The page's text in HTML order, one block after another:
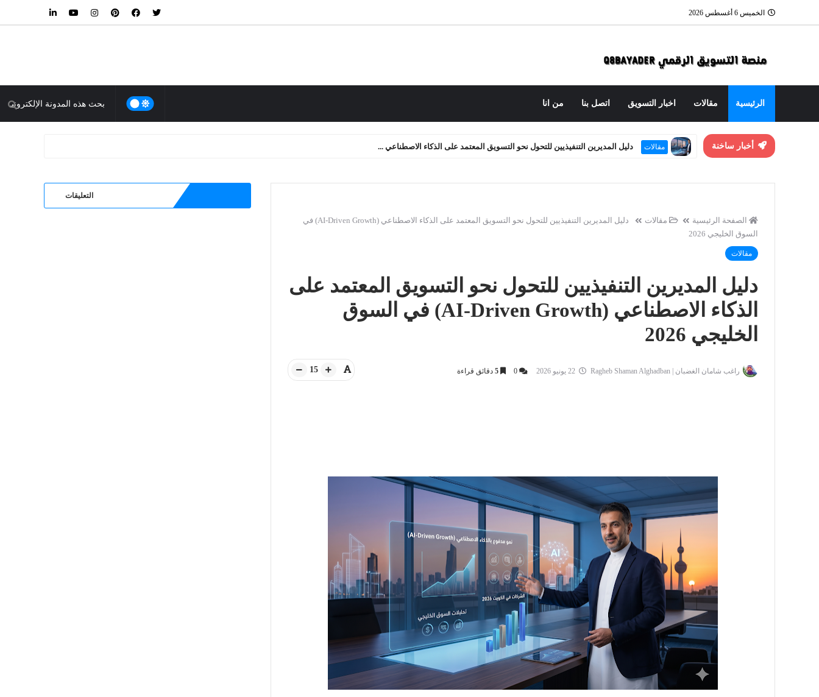
الخميس 6 أغسطس 2026
الرئيسية مقالات اخبار التسويق اتصل بنا من انا
أخبار ساخنة مقالات دليل المديرين التنفيذيين للتحول نحو التسويق المعتمد على الذكاء الاصطناعي ...
الصفحة الرئيسية مقالات
دليل المديرين التنفيذيين للتحول نحو التسويق المعتمد على الذكاء الاصطناعي (AI-Driven Growth) في
السوق الخليجي 2026
مقالات
دليل المديرين التنفيذيين للتحول نحو التسويق المعتمد على
الذكاء الاصطناعي (AI-Driven Growth) في السوق
الخليجي 2026
راغب شامان الغضبان | Ragheb Shaman Alghadban 0
5 دقائق قراءة 15
التعليقات